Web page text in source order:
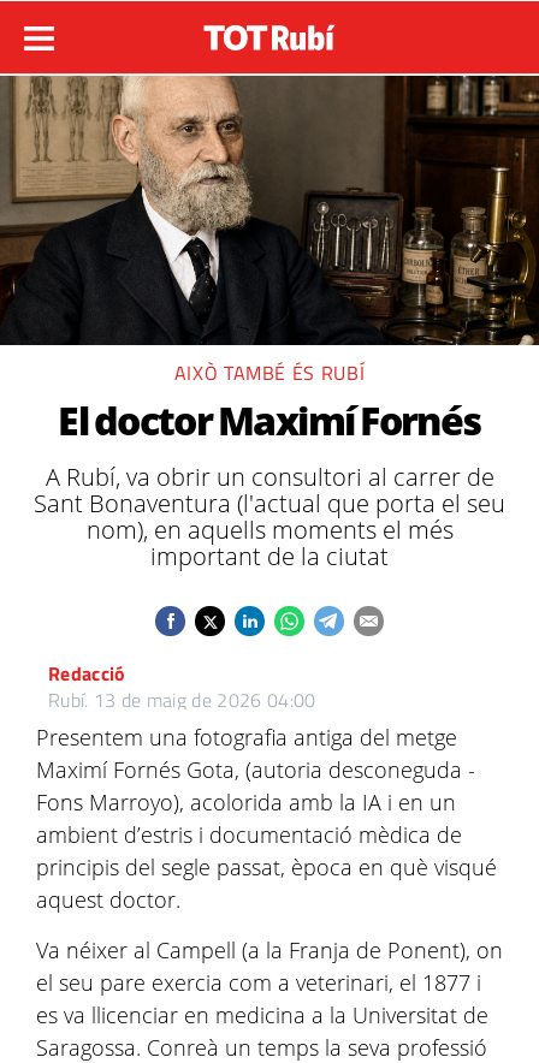
AIXÒ TAMBÉ ÉS RUBÍ
El doctor Maximí Fornés
A Rubí, va obrir un consultori al carrer de
Sant Bonaventura (l'actual que porta el seu
nom), en aquells moments el més
important de la ciutat
Redacció
Rubí. 13 de maig de 2026 04:00
Presentem una fotografia antiga del metge
Maximí Fornés Gota, (autoria desconeguda -
Fons Marroyo), acolorida amb la IA i en un
ambient d’estris i documentació mèdica de
principis del segle passat, època en què visqué
aquest doctor.
Va néixer al Campell (a la Franja de Ponent), on
el seu pare exercia com a veterinari, el 1877 i
es va llicenciar en medicina a la Universitat de
Saragossa. Conreà un temps la seva professió